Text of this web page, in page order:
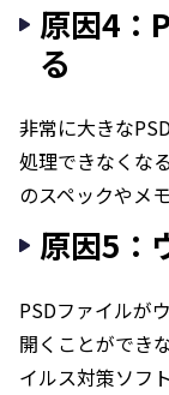
原因4：
る
非常に大きな
処理できなくな
のスペックやメ
原因5：
PSDファイルが
開くことができ
イルス対策ソフ